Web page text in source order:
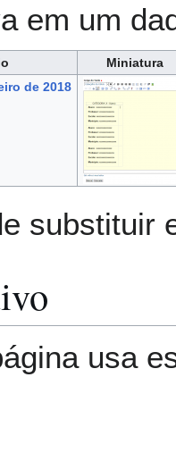
em um
Miniatura
de 2018
substituir
usa